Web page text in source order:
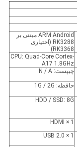
ARM Android مبتنی بر
RK3288 (اختیاری
RK3368)
CPU: Quad-Core Cortex-
A17 1.8GHz
چیپست: N / A
حافظه: 1G / 2G
HDD / SSD: 8G
1 × HDMI
1 × USB 2.0